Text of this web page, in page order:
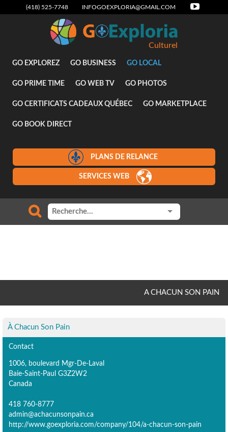
(418) 525-7748 INFOGOEXPLORIA@GMAIL.COM
Culturel
GO EXPLOREZ GO BUSINESS GO LOCAL
GO PRIME TIME GO WEB TV GO PHOTOS
GO CERTIFICATS CADEAUX QUÉBEC GO MARKETPLACE
GO BOOK DIRECT
PLANS DE RELANCE
SERVICES WEB
A CHACUN SON PAIN
À Chacun Son Pain
Contact
1006, boulevard Mgr-De-Laval
Baie-Saint-Paul G3Z2W2
Canada
418 760-8777
admin@achacunsonpain.ca
http://www.goexploria.com/company/104/a-chacun-son-pain